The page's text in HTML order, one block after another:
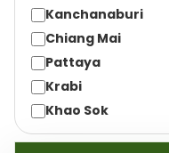
Kanchanaburi
Chiang Mai
Pattaya
Krabi
Khao Sok